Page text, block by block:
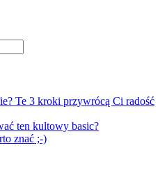
Te 3 kroki przywrócą Ci radość
ten kultowy basic?
znać ;-)